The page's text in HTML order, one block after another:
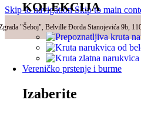
Skip to navigationSkip to main
"Šeboj", Belville Đorđa Stanojevića 9b,
KOLEKCIJA
Vereničko prstenje i burme
Izaberite